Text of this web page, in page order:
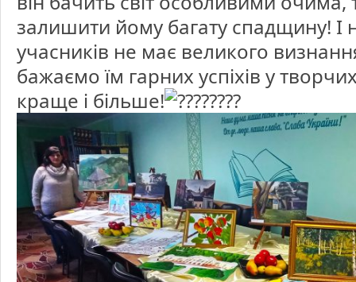
залишити йому багату спадщину! І
учасників не має великого
бажаємо їм гарних успіхів у
краще і більше!